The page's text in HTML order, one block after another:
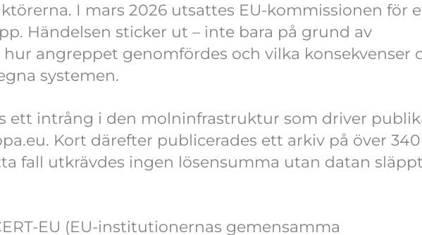
I mars 2026 utsattes EU-kommissionen för
Händelsen sticker ut – inte bara på grund av
angreppet genomfördes och vilka konsekvenser
systemen.
ett intrång i den molninfrastruktur som driver
Kort därefter publicerades ett arkiv på över 340
fall utkrävdes ingen lösensumma utan datan
EU (EU-institutionernas gemensamma